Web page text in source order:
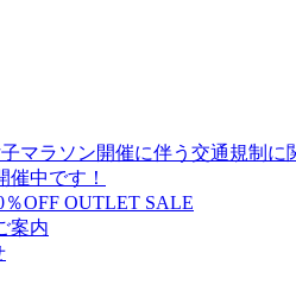
マラソン開催に伴う交通規制に
催中です！
OFF OUTLET SALE
案内